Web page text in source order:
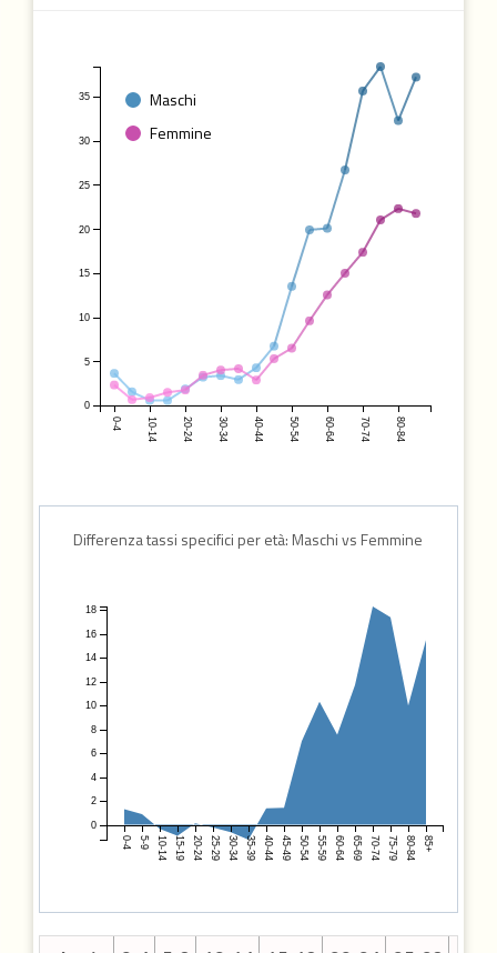
Maschi
Femmine
0-4 10-14 20-24 30-34 40-44 50-54 60-64 70-74 80-84
0
5
10
15
20
25
30
35
Differenza tassi specifici per età: Maschi vs Femmine
0-4 5-9 10-14 15-19 20-24 25-29 30-34 35-39 40-44 45-49 50-54 55-59 60-64 65-69 70-74 75-79 80-84 85+
0
2
4
6
8
10
12
14
16
18